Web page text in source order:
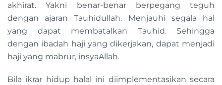
akhirat. Yakni benar-benar berpegang teguh
dengan ajaran Tauhidullah. Menjauhi segala hal
yang dapat membatalkan Tauhid. Sehingga
dengan ibadah haji yang dikerjakan, dapat menjadi
haji yang mabrur, insyaAllah.
Bila ikrar hidup halal ini diimplementasikan secara